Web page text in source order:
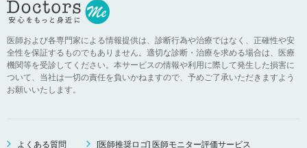
医師および各専門家による情報提供は、診断行為や治療ではなく、正確性や安
全性を保証するものでもありません。適切な診断・治療を求める場合は、医療
機関等を受診してください。本サービスの情報や利用に際して発生した損害に
ついて、当社は一切の責任を負いかねますので、予めご了承いただきますよう
お願いいたします。
よくある質問 [医師推奨ロゴ] 医師モニター評価サービス